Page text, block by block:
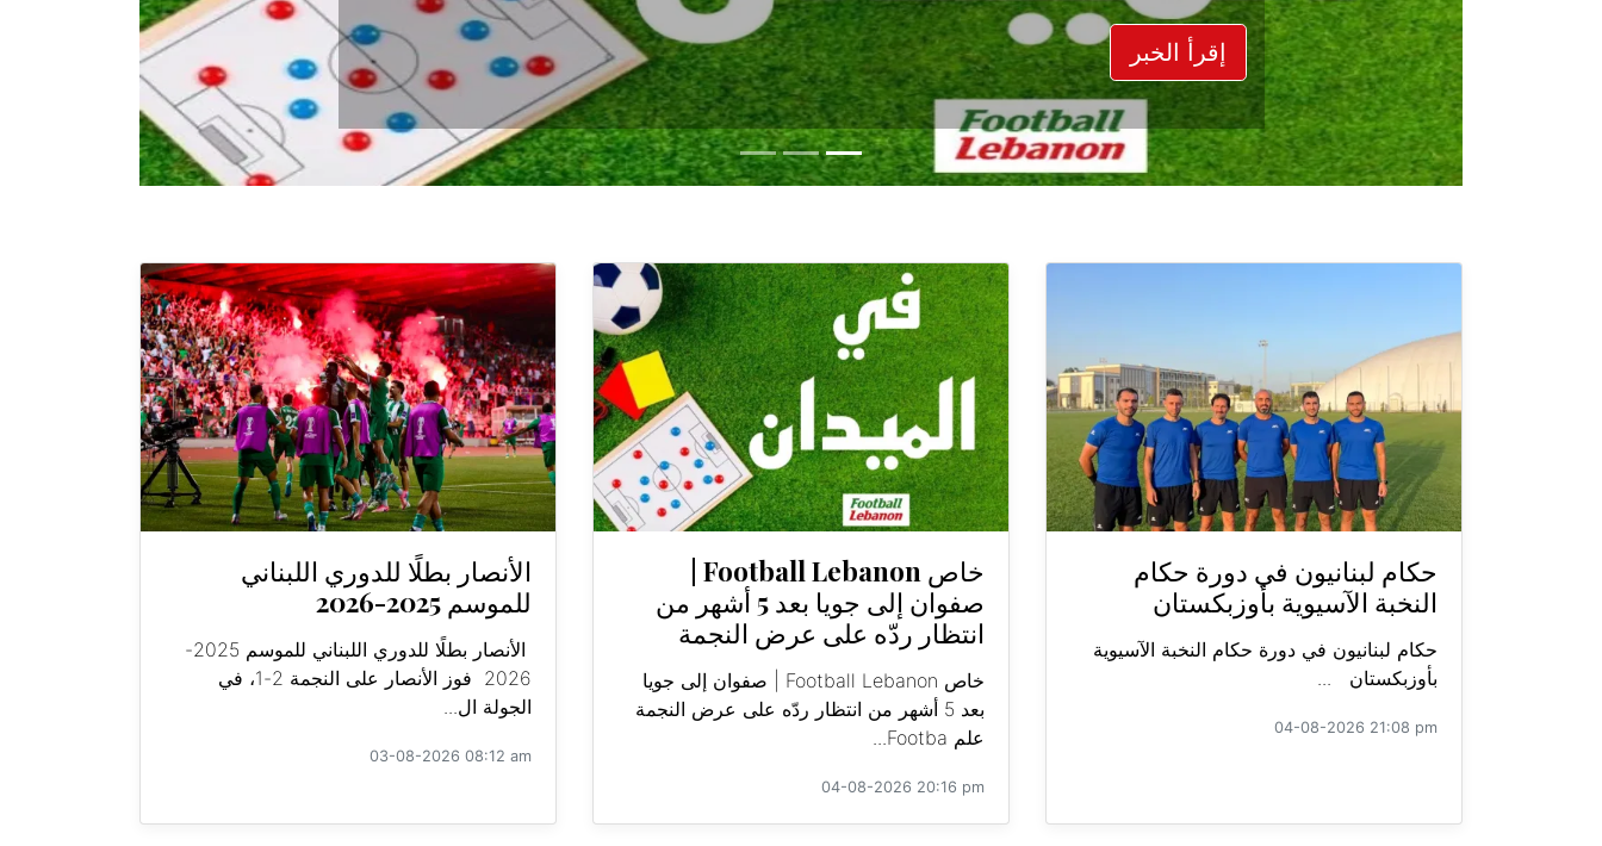
إقرأ الخبر
حكام لبنانيون في دورة حكام
النخبة الآسيوية بأوزبكستان
حكام لبنانيون في دورة حكام النخبة الآسيوية
بأوزبكستان ...
04-08-2026 21:08 pm
صفوان إلى جويا بعد 5 أشهر من
انتظار ردّه على عرض النجمة
خاص Football Lebanon | صفوان إلى جويا
بعد 5 أشهر من انتظار ردّه على عرض النجمة
علم Footba...
04-08-2026 20:16 pm
الأنصار بطلًا للدوري اللبناني
للموسم 2025-2026
الأنصار بطلًا للدوري اللبناني للموسم 2025-
2026 فوز الأنصار على النجمة 2-1، في
الجولة ال...
03-08-2026 08:12 am